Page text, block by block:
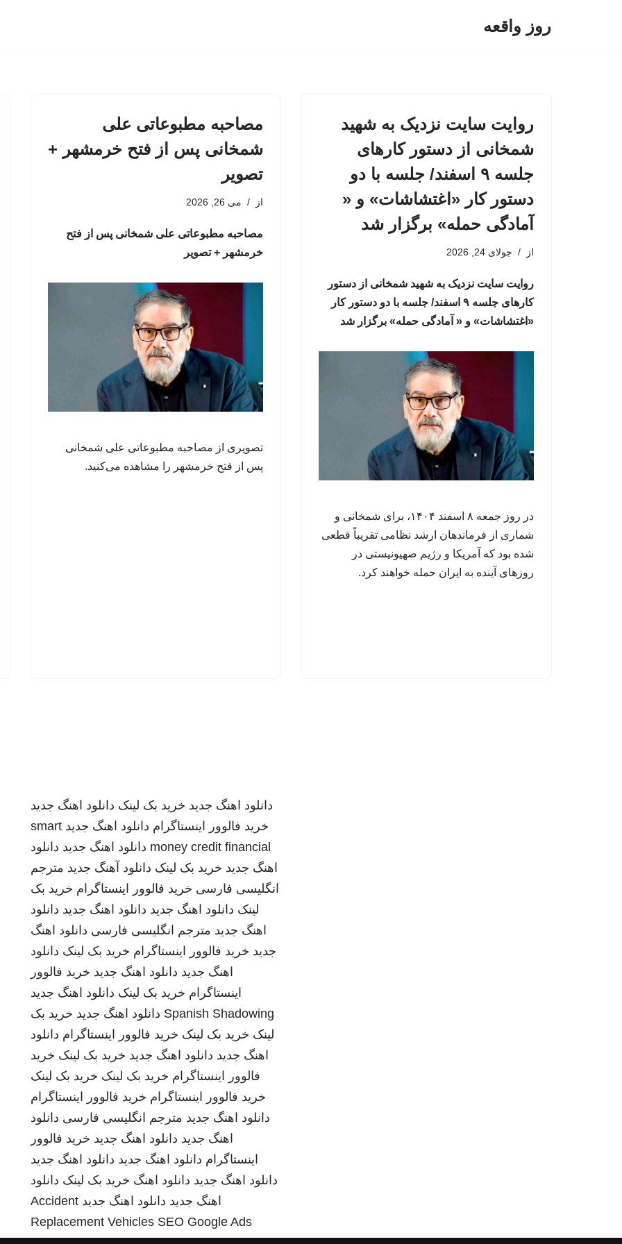
روز واقعه
روایت سایت نزدیک به شهید
شمخانی از دستور کارهای
جلسه ۹ اسفند/ جلسه با دو
دستور کار «اغتشاشات» و «
آمادگی حمله» برگزار شد
از جولای 24, 2026
روایت سایت نزدیک به شهید شمخانی از دستور
کارهای جلسه ۹ اسفند/ جلسه با دو دستور کار
«اغتشاشات» و « آمادگی حمله» برگزار شد
در روز جمعه ۸ اسفند ۱۴۰۴، برای شمخانی و
شماری از فرماندهان ارشد نظامی تقریباً قطعی
شده بود که آمریکا و رژیم صهیونیستی در
روزهای آینده به ایران حمله خواهند کرد.
مصاحبه مطبوعاتی علی
شمخانی پس از فتح خرمشهر +
تصویر
از می 26, 2026
مصاحبه مطبوعاتی علی شمخانی پس از فتح
خرمشهر + تصویر
تصویری از مصاحبه مطبوعاتی علی شمخانی
پس از فتح خرمشهر را مشاهده می‌کنید.
دانلود اهنگ جدید خرید بک لینک دانلود اهنگ جدید
خرید فالوور اینستاگرام دانلود اهنگ جدید smart
money credit financial دانلود اهنگ جدید دانلود
اهنگ جدید خرید بک لینک دانلود آهنگ جدید مترجم
انگلیسی فارسی خرید فالوور اینستاگرام خرید بک
لینک دانلود اهنگ جدید دانلود اهنگ جدید دانلود
اهنگ جدید مترجم انگلیسی فارسی دانلود اهنگ
جدید خرید فالوور اینستاگرام خرید بک لینک دانلود
اهنگ جدید دانلود اهنگ جدید خرید فالوور
اینستاگرام خرید بک لینک دانلود اهنگ جدید
Spanish Shadowing دانلود اهنگ جدید خرید بک
لینک خرید بک لینک خرید فالوور اینستاگرام دانلود
اهنگ جدید دانلود اهنگ جدید خرید بک لینک خرید
فالوور اینستاگرام خرید بک لینک خرید بک لینک
خرید فالوور اینستاگرام خرید فالوور اینستاگرام
دانلود اهنگ جدید مترجم انگلیسی فارسی دانلود
اهنگ جدید دانلود اهنگ جدید خرید فالوور
اینستاگرام دانلود اهنگ جدید دانلود اهنگ جدید
دانلود اهنگ جدید دانلود اهنگ خرید بک لینک دانلود
اهنگ جدید دانلود اهنگ جدید Accident
Replacement Vehicles SEO Google Ads